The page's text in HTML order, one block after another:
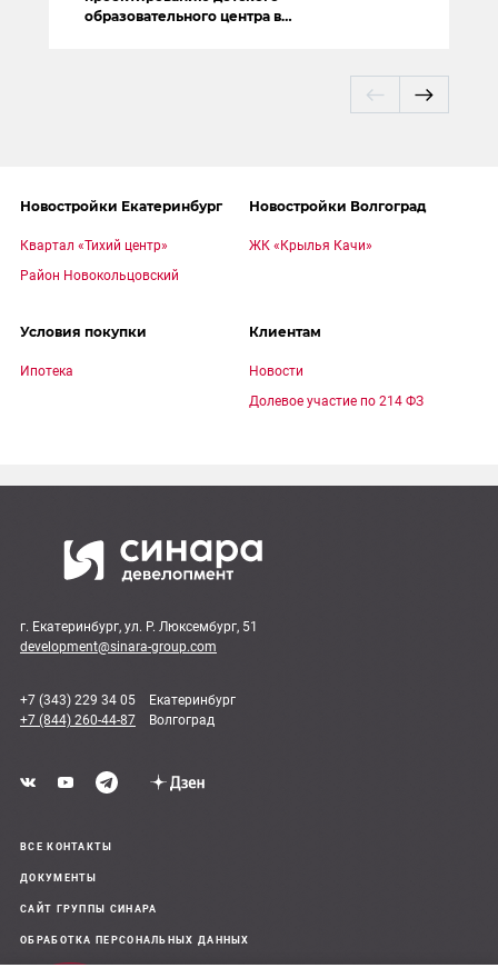
образовательного центра в
Новостройки Екатеринбург
Квартал «Тихий центр»
Район Новокольцовский
Новостройки Волгоград
ЖК «Крылья Качи»
Условия покупки
Ипотека
Клиентам
Новости
Долевое участие по 214 ФЗ
г. Екатеринбург, ул. Р. Люксембург, 51
development@sinara-group.com
+7 (343) 229 34 05 Екатеринбург
+7 (844) 260-44-87 Волгоград
ВСЕ КОНТАКТЫ
ДОКУМЕНТЫ
САЙТ ГРУППЫ СИНАРА
ОБРАБОТКА ПЕРСОНАЛЬНЫХ ДАННЫХ